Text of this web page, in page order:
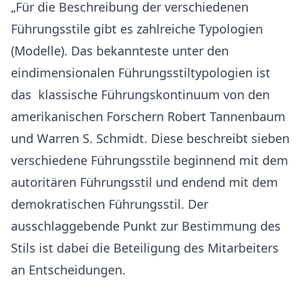
„Für die Beschreibung der verschiedenen
Führungsstile gibt es zahlreiche Typologien
(Modelle). Das bekannteste unter den
eindimensionalen Führungsstiltypologien ist
das klassische Führungskontinuum von den
amerikanischen Forschern Robert Tannenbaum
und Warren S. Schmidt. Diese beschreibt sieben
verschiedene Führungsstile beginnend mit dem
autoritären Führungsstil und endend mit dem
demokratischen Führungsstil. Der
ausschlaggebende Punkt zur Bestimmung des
Stils ist dabei die Beteiligung des Mitarbeiters
an Entscheidungen.